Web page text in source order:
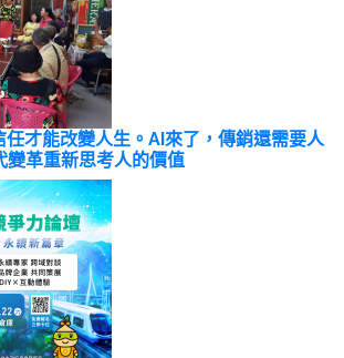
才能改變人生。AI來了，傳銷還需要人
變革重新思考人的價值